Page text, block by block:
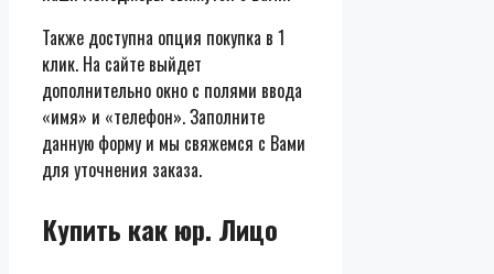
Также доступна опция покупка в 1
клик. На сайте выйдет
дополнительно окно с полями ввода
«имя» и «телефон». Заполните
данную форму и мы свяжемся с Вами
для уточнения заказа.
Купить как юр. Лицо